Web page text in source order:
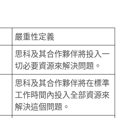
嚴重性定義
思科及其合作夥伴將投入一
切必要資源來解決問題。
思科及其合作夥伴將在標準
工作時間內投入全部資源來
解決這個問題。